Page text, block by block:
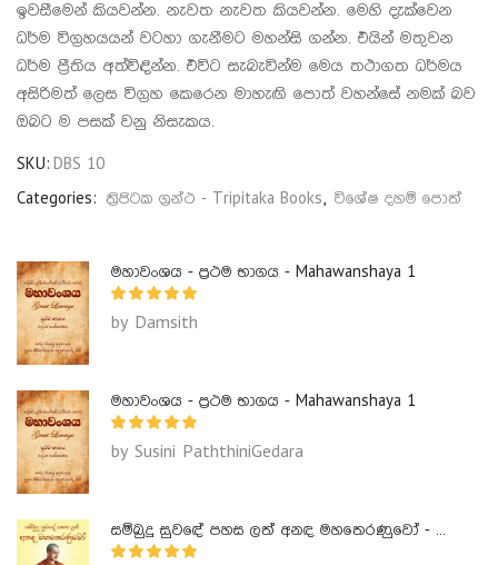
ඉවසීමෙන් කියවන්න. නැවත නැවත කියවන්න. මෙහි දැක්වෙන
ධර්ම විග්‍රහයයන් වටහා ගැනීමට මහන්සි ගන්න. එයින් මතුවන
ධර්ම ප්‍රීතිය අත්විඳින්න. එවිට සැබැවින්ම මෙය තථාගත ධර්මය
අසිරිමත් ලෙස විග්‍රහ කෙරෙන මාහැඟි පොත් වහන්සේ නමක් බව
ඔබට ම පසක් වනු නිසැකය.
SKU: DBS 10
Categories: ත්‍රිපිටක ග්‍රන්ථ - Tripitaka Books, විශේෂ දහම් පොත්
මහාවංශය - ප්‍රථම භාගය - Mahawanshaya 1
by Damsith
මහාවංශය - ප්‍රථම භාගය - Mahawanshaya 1
by Susini PaththiniGedara
සම්බුදු සුවඳේ පහස ලත් අනඳ මහතෙරණුවෝ - Ananda Maha Theranuwo